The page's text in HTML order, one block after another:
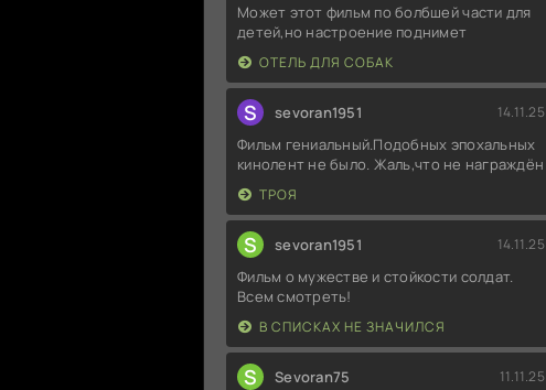
Может этот фильм по болбшей части для
детей,но настроение поднимет
ОТЕЛЬ ДЛЯ СОБАК
S sevoran1951 14.11.25
Фильм гениальный.Подобных эпохальных
кинолент не было. Жаль,что не награждён
ТРОЯ
S sevoran1951 14.11.25
Фильм о мужестве и стойкости солдат.
Всем смотреть!
В СПИСКАХ НЕ ЗНАЧИЛСЯ
S Sevoran75 11.11.25